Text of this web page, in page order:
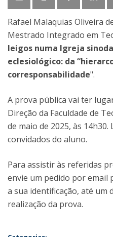
Rafael Malaquias Oliveira
Mestrado Integrado em
leigos numa Igreja
eclesiológico: da
corresponsabilidade".
A prova pública vai ter
Direção da Faculdade de
de maio de 2025, às
convidados do aluno.
Para assistir às referidas
envie um pedido por email
a sua identificação, até um
realização da prova.